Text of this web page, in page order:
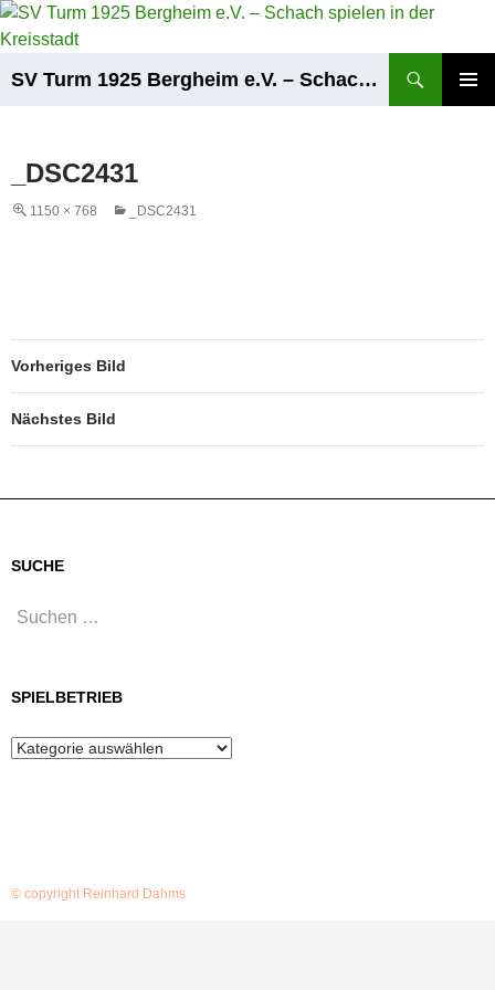
Zum
Inhalt
SV Turm 1925 Bergheim e.V. – Schach spielen in der Kreisstadt
_DSC2431
1150 × 768 _DSC2431
Vorheriges Bild
Nächstes Bild
SUCHE
Suchen
SPIELBETRIEB
Spielbetrieb
© copyright Reinhard Dahms